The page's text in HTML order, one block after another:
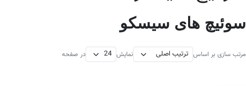
سوئیچ های سیسکو
مرتب سازی بر اساس نمایش در صفحه